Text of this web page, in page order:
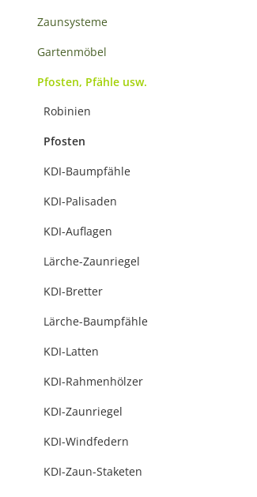
Zaunsysteme
Gartenmöbel
Pfosten, Pfähle usw.
Robinien
Pfosten
KDI-Baumpfähle
KDI-Palisaden
KDI-Auflagen
Lärche-Zaunriegel
KDI-Bretter
Lärche-Baumpfähle
KDI-Latten
KDI-Rahmenhölzer
KDI-Zaunriegel
KDI-Windfedern
KDI-Zaun-Staketen